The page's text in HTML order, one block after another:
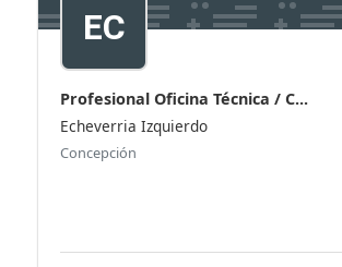
EC
Profesional Oficina Técnica / C...
Echeverria Izquierdo
Concepción